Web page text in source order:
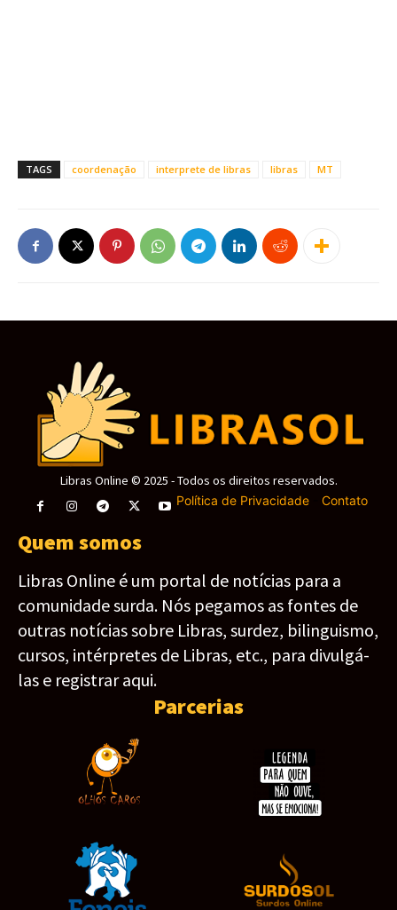
TAGS coordenação interprete de libras libras MT
Libras Online © 2025 - Todos os direitos reservados.
Política de Privacidade- Contato
Quem somos
Libras Online é um portal de notícias para a
comunidade surda. Nós pegamos as fontes de
outras notícias sobre Libras, surdez, bilinguismo,
cursos, intérpretes de Libras, etc., para divulgá-
las e registrar aqui.
Parcerias